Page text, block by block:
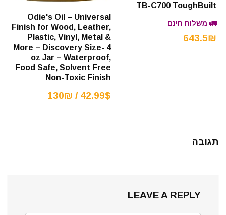
TB-C700 ToughBuilt
🚛 משלוח חינם
643.5₪
Odie's Oil – Universal
Finish for Wood, Leather,
Plastic, Vinyl, Metal &
More – Discovery Size- 4
oz Jar – Waterproof,
Food Safe, Solvent Free
Non-Toxic Finish
42.99$ / 130₪
תגובה
LEAVE A REPLY